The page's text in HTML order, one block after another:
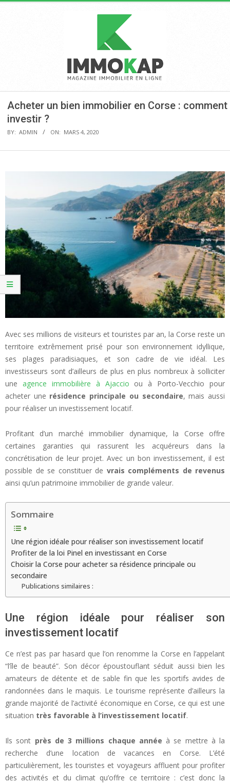
IMMOKAP
Navigation
Menu
Acheter un bien immobilier en Corse : comment
investir ?
BY: ADMIN ON: MARS 4, 2020
Avec ses millions de visiteurs et touristes par an, la Corse reste un
territoire extrêmement prisé pour son environnement idyllique,
ses plages paradisiaques, et son cadre de vie idéal. Les
investisseurs sont d’ailleurs de plus en plus nombreux à solliciter
une agence immobilière à Ajaccio ou à Porto-Vecchio pour
acheter une résidence principale ou secondaire, mais aussi
pour réaliser un investissement locatif.
Profitant d’un marché immobilier dynamique, la Corse offre
certaines garanties qui rassurent les acquéreurs dans la
concrétisation de leur projet. Avec un bon investissement, il est
possible de se constituer de vrais compléments de revenus
ainsi qu’un patrimoine immobilier de grande valeur.
Sommaire
Une région idéale pour réaliser son investissement locatif
Profiter de la loi Pinel en investissant en Corse
Choisir la Corse pour acheter sa résidence principale ou
secondaire
Publications similaires :
Une région idéale pour réaliser son
investissement locatif
Ce n’est pas par hasard que l’on renomme la Corse en l’appelant
“l’île de beauté”. Son décor époustouflant séduit aussi bien les
amateurs de détente et de sable fin que les sportifs avides de
randonnées dans le maquis. Le tourisme représente d’ailleurs la
grande majorité de l’activité économique en Corse, ce qui est une
situation très favorable à l’investissement locatif.
Ils sont près de 3 millions chaque année à se mettre à la
recherche d’une location de vacances en Corse. L’été
particulièrement, les touristes et voyageurs affluent pour profiter
des activités et du climat qu’offre ce territoire : c’est donc la